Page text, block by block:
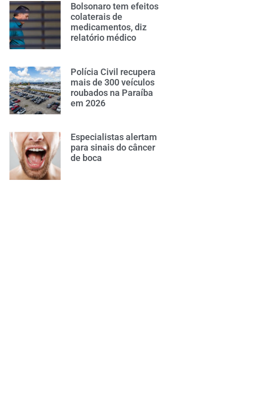
Bolsonaro tem efeitos
colaterais de
medicamentos, diz
relatório médico
Polícia Civil recupera
mais de 300 veículos
roubados na Paraíba
em 2026
Especialistas alertam
para sinais do câncer
de boca